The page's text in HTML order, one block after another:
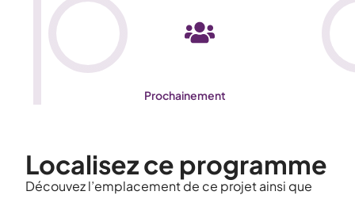
Prochainement
Localisez ce programme
Découvez l’emplacement de ce projet ainsi que